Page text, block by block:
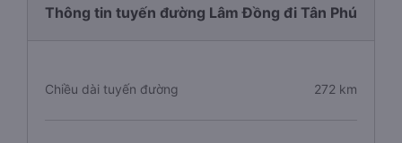
Thông tin tuyến đường Lâm Đồng đi Tân Phú
Chiều dài tuyến đường 272 km